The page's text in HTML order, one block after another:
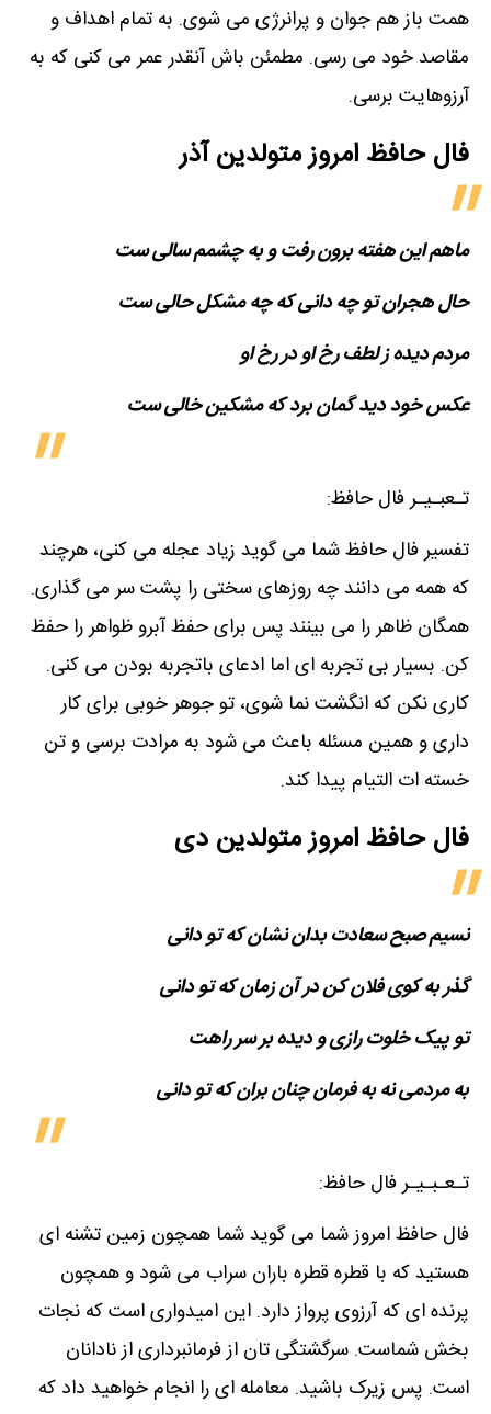
همت باز هم جوان و پرانرژی می شوی. به تمام اهداف و
مقاصد خود می رسی. مطمئن باش آنقدر عمر می کنی که به
آرزوهایت برسی.
فال حافظ امروز متولدین‌ آذر
ماهم این هفته برون رفت و به چشمم سالی ست
حال هجران تو چه دانی که چه مشکل حالی ست
مردم دیده ز لطف رخ او در رخ او
عکس خود دید گمان برد که مشکین خالی ست
تـعبـیـر فال حافظ:
تفسیر فال حافظ شما می گوید زیاد عجله می کنی، هرچند
که همه می دانند چه روزهای سختی را پشت سر می گذاری.
همگان ظاهر را می بینند پس برای حفظ آبرو ظواهر را حفظ
کن. بسیار بی تجربه ای اما ادعای باتجربه بودن می کنی.
کاری نکن که انگشت نما شوی، تو جوهر خوبی برای کار
داری و همین مسئله باعث می شود به مرادت برسی و تن
خسته ات التیام پیدا کند.
فال حافظ امروز متولدین‌ دی
نسیم صبح سعادت بدان نشان که تو دانی
گذر به کوی فلان کن در آن زمان که تو دانی
تو پیک خلوت رازی و دیده بر سر راهت
به مردمی نه به فرمان چنان بران که تو دانی
تـعـبـیـر فال حافظ:
فال حافظ امروز شما می گوید شما همچون زمین تشنه ای
هستید که با قطره قطره باران سراب می شود و همچون
پرنده ای که آرزوی پرواز دارد. این امیدواری است که نجات
بخش شماست. سرگشتگی تان از فرمانبرداری از نادانان
است. پس زیرک باشید. معامله ای را انجام خواهید داد که